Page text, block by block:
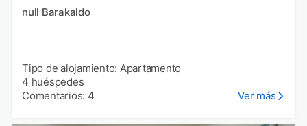
null Barakaldo
Tipo de alojamiento: Apartamento
4 huéspedes
Comentarios: 4
Ver más